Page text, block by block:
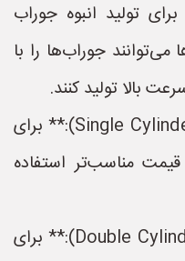
تولید انبوه جوراب
جوراب‌ها را با
بالا تولید کنند.
* **دستگاه‌های تک سیلندر (Single Cylinder):** برای
مناسب‌تر استفاده
* **دستگاه‌های دو سیلندر (Double Cylinder):** برای